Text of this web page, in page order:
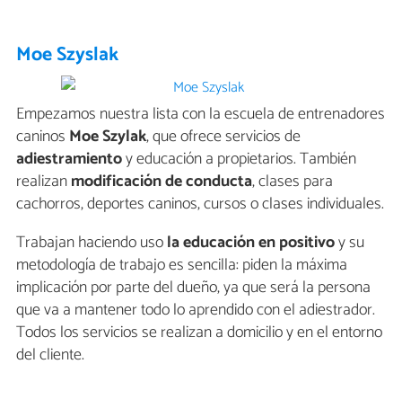
Moe Szyslak
Empezamos nuestra lista con la escuela de entrenadores
caninos Moe Szylak, que ofrece servicios de
adiestramientoy educación a propietarios. También
realizanmodificación de conducta, clases para
cachorros, deportes caninos, cursos o clases individuales.
Trabajan haciendo usola educación en positivoy su
metodología de trabajo es sencilla: piden la máxima
implicación por parte del dueño, ya que será la persona
que va a mantener todo lo aprendido con el adiestrador.
Todos los servicios se realizan a domicilio y en el entorno
del cliente.